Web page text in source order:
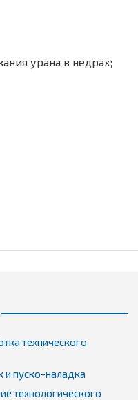
урана в недрах;
технического
пуско-наладка
технологического